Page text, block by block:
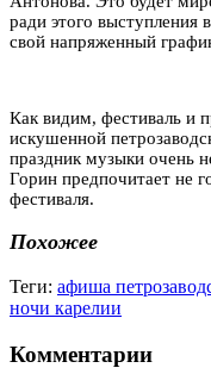
ради этого выступления
свой напряженный
Как видим, фестиваль и
искушенной
праздник музыки очень
Горин предпочитает не
фестиваля.
Похожее
Теги: афиша
ночи карелии
Комментарии